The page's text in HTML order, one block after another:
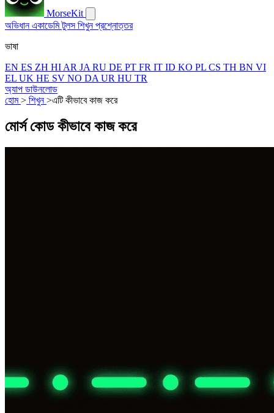
MorseKit
অভিধানএকাডেমিটুলসশিখুনপ্রশ্নোত্তর
ভাষা
EN ES ZH HI AR JA RU DE PT FR IT ID KO PL CS TH BN VI
EL UK HE SV NO DA UR HU TR
অ্যাপ ডাউনলোড
হোম> শিখুন>এটি কীভাবে কাজ করে
মোর্স কোড কীভাবে কাজ করে